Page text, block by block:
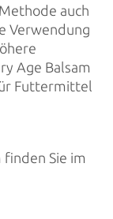
auch
Verwendung
Age Balsam
Futtermittel
Sie im